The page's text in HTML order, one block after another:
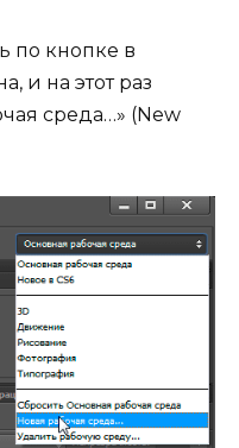
по кнопке в
и на этот раз
среда…» (New